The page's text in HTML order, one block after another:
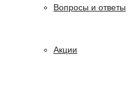
Вопросы и ответы
Акции